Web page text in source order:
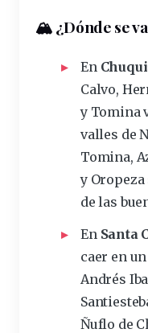
🏔️ ¿Dónde se
En
Calvo,
y Tomina
valles de
Tomina,
y
de las
En Santa
caer en
Andrés
Ñuflo de